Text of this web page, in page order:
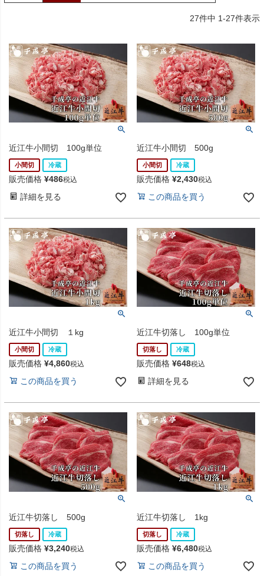
27件中 1-27件表示
近江牛小間切 100g単位
小間切 冷蔵
販売価格 ¥486税込
詳細を見る
近江牛小間切 500g
小間切 冷蔵
販売価格 ¥2,430税込
この商品を買う
近江牛小間切 １kg
小間切 冷蔵
販売価格 ¥4,860税込
この商品を買う
近江牛切落し 100g単位
切落し 冷蔵
販売価格 ¥648税込
詳細を見る
近江牛切落し 500g
切落し 冷蔵
販売価格 ¥3,240税込
この商品を買う
近江牛切落し 1kg
切落し 冷蔵
販売価格 ¥6,480税込
この商品を買う